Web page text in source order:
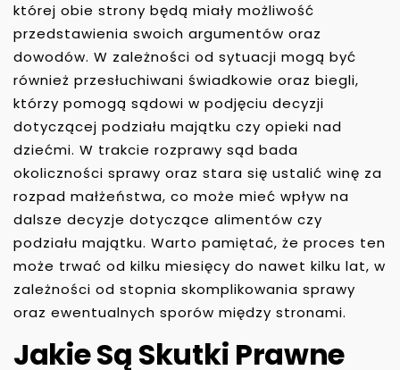
której obie strony będą miały możliwość
przedstawienia swoich argumentów oraz
dowodów. W zależności od sytuacji mogą być
również przesłuchiwani świadkowie oraz biegli,
którzy pomogą sądowi w podjęciu decyzji
dotyczącej podziału majątku czy opieki nad
dziećmi. W trakcie rozprawy sąd bada
okoliczności sprawy oraz stara się ustalić winę za
rozpad małżeństwa, co może mieć wpływ na
dalsze decyzje dotyczące alimentów czy
podziału majątku. Warto pamiętać, że proces ten
może trwać od kilku miesięcy do nawet kilku lat, w
zależności od stopnia skomplikowania sprawy
oraz ewentualnych sporów między stronami.
Jakie Są Skutki Prawne